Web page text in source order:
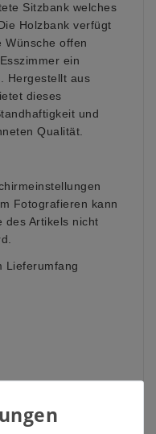
Sitzbank welches
Holzbank verfügt
Wünsche offen
ein
Hergestellt aus
dieses
und
Qualität.
Fotografieren kann
des Artikels nicht
Lieferumfang